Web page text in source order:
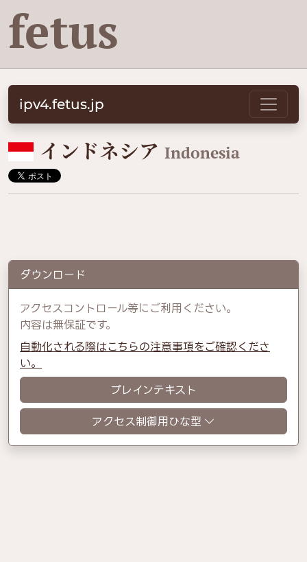
fetus
ipv4.fetus.jp
🇮🇩 インドネシア Indonesia
ダウンロード
アクセスコントロール等にご利用ください。
内容は無保証です。
自動化される際はこちらの注意事項をご確認くださ
い。
プレインテキスト
アクセス制御用ひな型